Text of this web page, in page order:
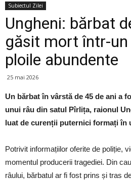
Subiectul Zilei
Ungheni: bărbat
găsit mort într-un
ploile abundente
25 mai 2026
Un bărbat în vârstă de 45 de ani a
unui râu din satul Pîrlița, raionul
luat de curenții puternici formați în
Potrivit informațiilor oferite de poliție,
momentul producerii tragediei. Din
râului, bărbatul ar fi fost prins și tras